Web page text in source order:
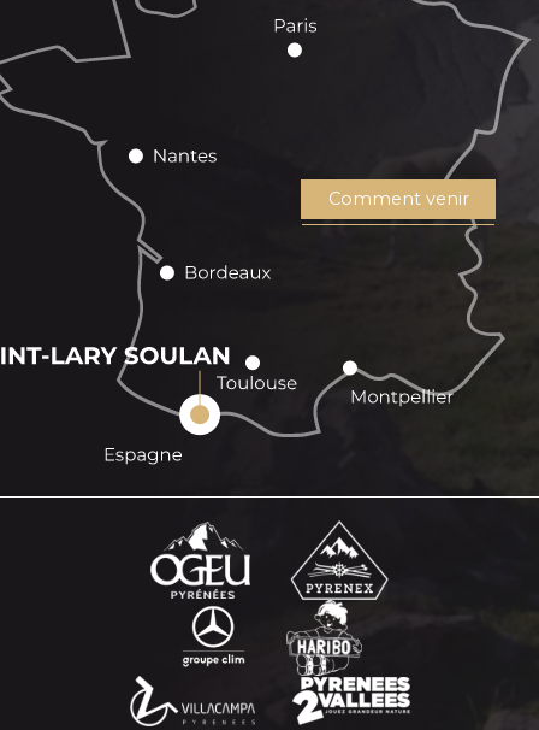
Comment venir